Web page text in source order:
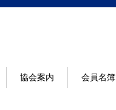
協会案内 会員名簿